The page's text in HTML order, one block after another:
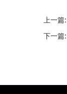
上一篇:
下一篇: